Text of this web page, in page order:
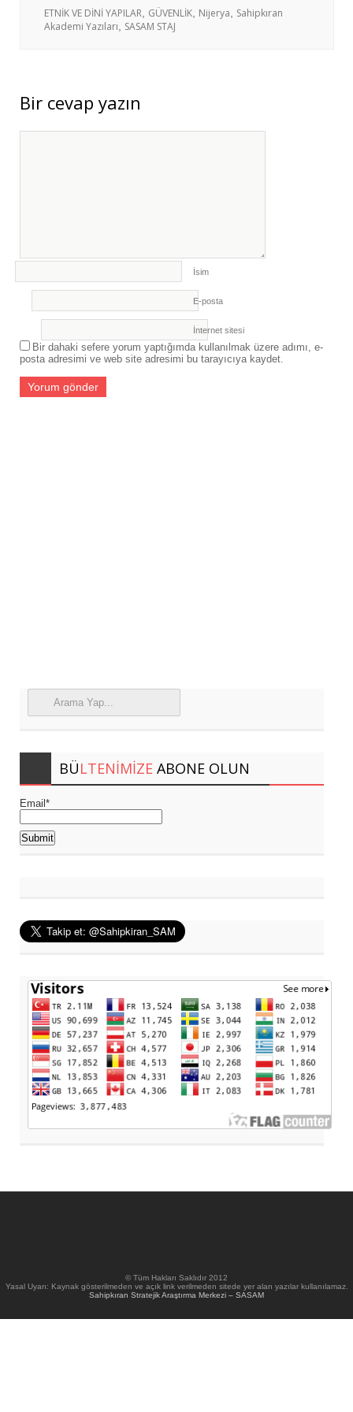
(İHA) SERÜVENİ - 20 Aralık 2019
ETNİK VE DİNİ YAPILAR GÜVENLİK Nijerya Sahipkıran
Akademi Yazıları SASAM STAJ
Bir cevap yazın
İsim
E-posta
İnternet sitesi
Bir dahaki sefere yorum yaptığımda kullanılmak üzere adımı, e-
posta adresimi ve web site adresimi bu tarayıcıya kaydet.
BÜLTENIMIZE ABONE OLUN
Email*
© Tüm Hakları Saklıdır 2012
Yasal Uyarı: Kaynak gösterilmeden ve açık link verilmeden sitede yer alan yazılar kullanılamaz.
Sahipkıran Stratejik Araştırma Merkezi – SASAM